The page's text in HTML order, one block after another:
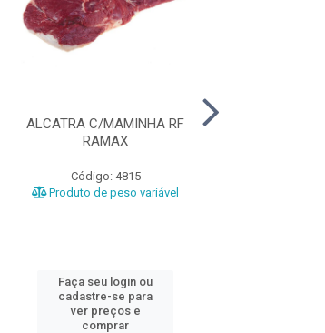
ALCATRA C/MAMINHA RF
RAMAX
Código: 4815
Produto de peso variável
Faça seu login ou
cadastre-se para
ver preços e
comprar